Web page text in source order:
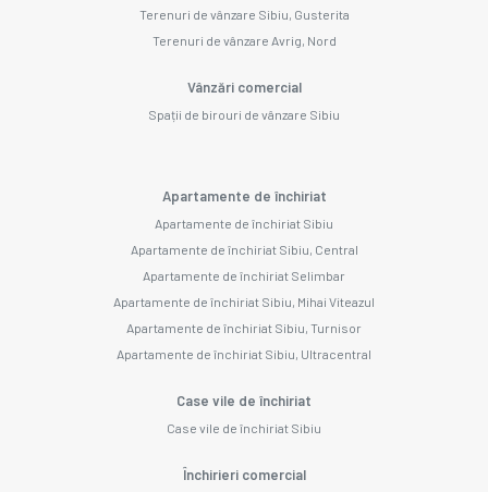
Terenuri de vânzare Sibiu, Gusterita
Terenuri de vânzare Avrig, Nord
Vânzări comercial
Spații de birouri de vânzare Sibiu
Apartamente de închiriat
Apartamente de închiriat Sibiu
Apartamente de închiriat Sibiu, Central
Apartamente de închiriat Selimbar
Apartamente de închiriat Sibiu, Mihai Viteazul
Apartamente de închiriat Sibiu, Turnisor
Apartamente de închiriat Sibiu, Ultracentral
Case vile de închiriat
Case vile de închiriat Sibiu
Închirieri comercial